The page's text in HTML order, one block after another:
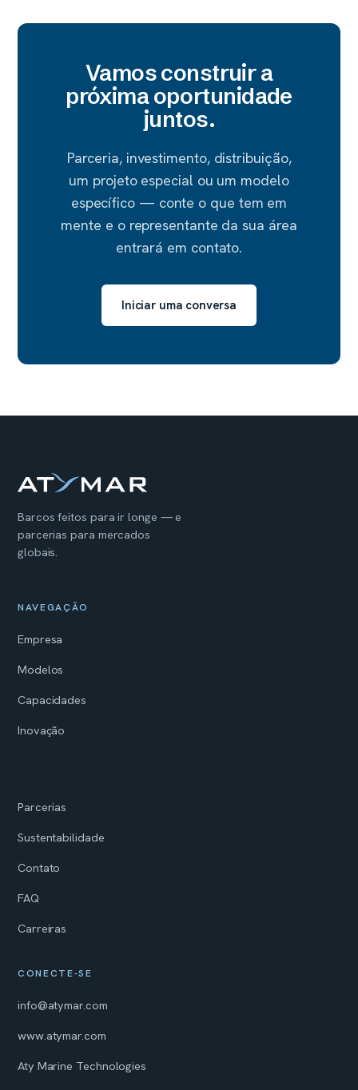
Vamos construir a
próxima oportunidade
juntos.
Parceria, investimento, distribuição,
um projeto especial ou um modelo
específico — conte o que tem em
mente e o representante da sua área
entrará em contato.
Iniciar uma conversa
Barcos feitos para ir longe — e
parcerias para mercados
globais.
NAVEGAÇÃO
Empresa
Modelos
Capacidades
Inovação
Parcerias
Sustentabilidade
Contato
FAQ
Carreiras
CONECTE-SE
info@atymar.com
www.atymar.com
Aty Marine Technologies